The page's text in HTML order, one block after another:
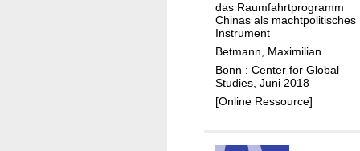
b
e
l
b
i
s
n
das Raumfahrtprogramm
Chinas als machtpolitisches
Instrument
Betmann, Maximilian
Bonn : Center for Global
Studies, Juni 2018
[Online Ressource]